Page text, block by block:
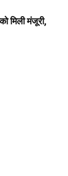
मिली मंजूरी,